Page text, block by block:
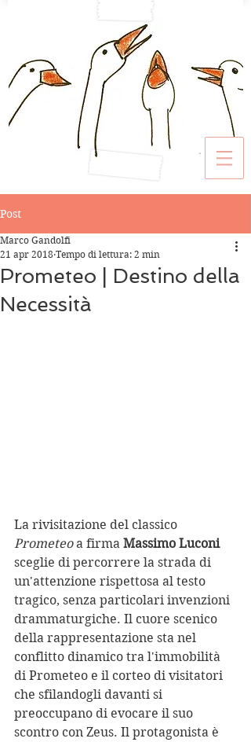
Post
Prometeo | Destino della
Necessità
Marco Gandolfi
21 apr 2018 Tempo di lettura: 2 min
La rivisitazione del classico
Prometeo a firma Massimo Luconi
sceglie di percorrere la strada di
un'attenzione rispettosa al testo
tragico, senza particolari invenzioni
drammaturgiche. Il cuore scenico
della rappresentazione sta nel
conflitto dinamico tra l'immobilità
di Prometeo e il corteo di visitatori
che sfilandogli davanti si
preoccupano di evocare il suo
scontro con Zeus. Il protagonista è